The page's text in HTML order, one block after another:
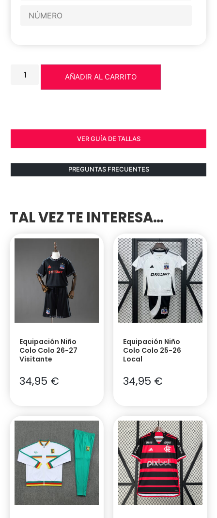
AÑADIR AL CARRITO
VER GUÍA DE TALLAS
PREGUNTAS FRECUENTES
TAL VEZ TE INTERESA…
Equipación Niño
Colo Colo 26-27
Visitante
34,95 €
Equipación Niño
Colo Colo 25-26
Local
34,95 €